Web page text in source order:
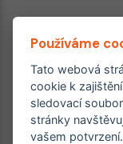
Používáme
Tato webová
cookie k
sledovací
stránky
vašem